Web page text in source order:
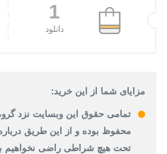
1
دانلود
مزایای شما از این خرید:
تمامی حقوق این وبسایت نزد
محفوظ بوده و از این طریق
تحت هیچ شراطی راضی نخواهیم